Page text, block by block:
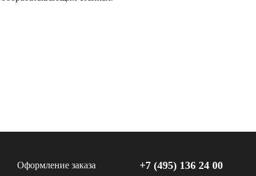
Оформление заказа
+7 (495) 136 24 00